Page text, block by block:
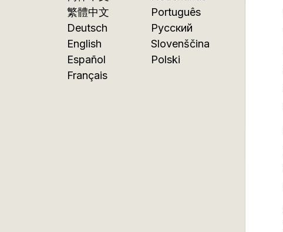
繁體中文
Deutsch
English
Español
Français
Português
Русский
Slovenščina
Polski